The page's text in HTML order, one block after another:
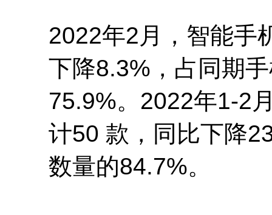
2022年2月，智能手
下降8.3%，占同期
75.9%。2022年1-2
计50 款，同比下降
数量的84.7%。